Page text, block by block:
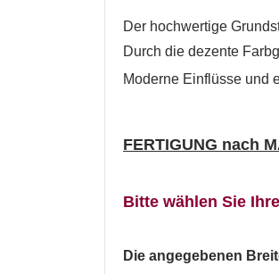
Der hochwertige
Durch die dezente
Moderne Einflüsse und
FERTIGUNG nach
Bitte wählen Sie
Die angegebenen